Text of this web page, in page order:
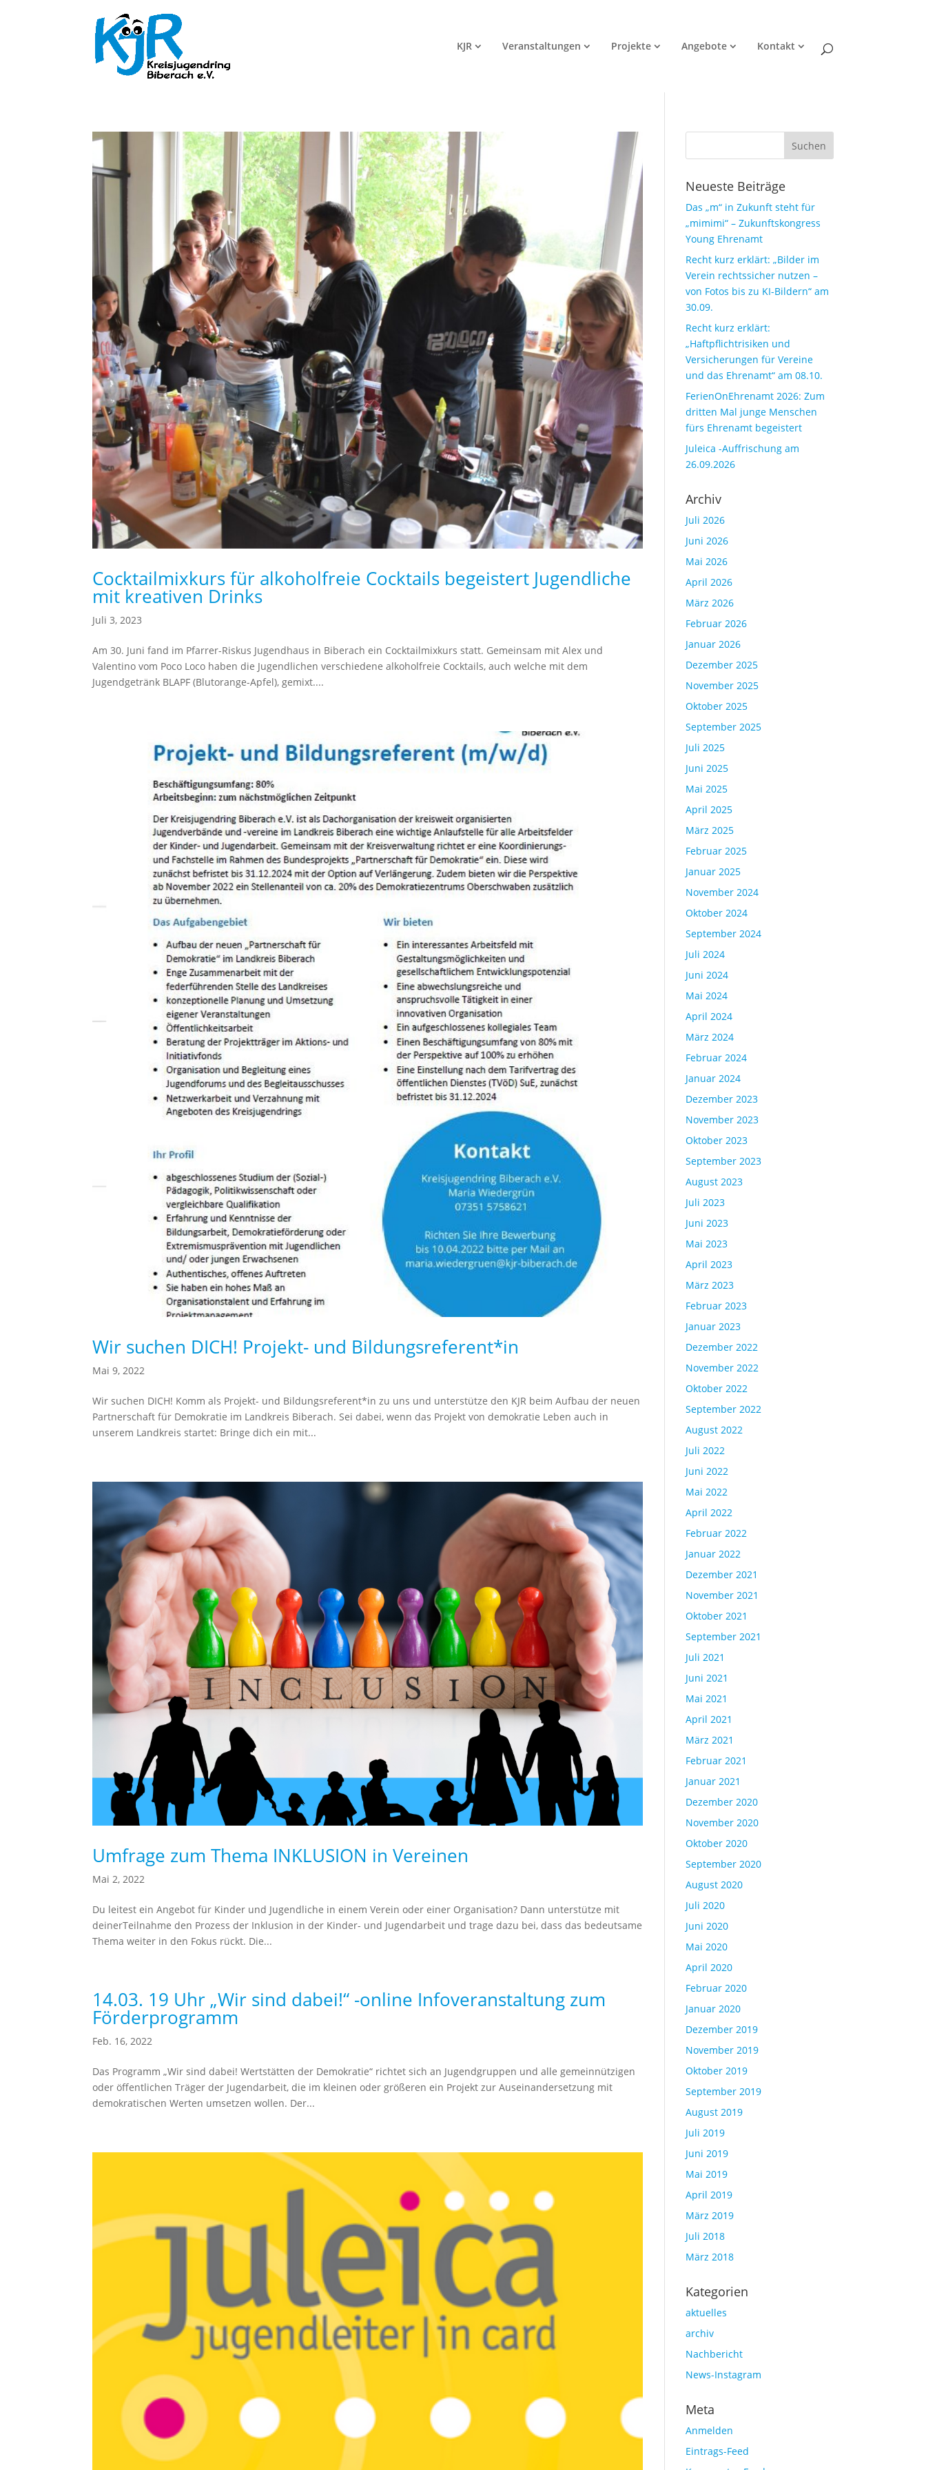
KJR Veranstaltungen Projekte Angebote Kontakt
Cocktailmixkurs für alkoholfreie Cocktails begeistert Jugendliche
mit kreativen Drinks
Juli 3, 2023
Am 30. Juni fand im Pfarrer-Riskus Jugendhaus in Biberach ein Cocktailmixkurs statt. Gemeinsam mit Alex und
Valentino vom Poco Loco haben die Jugendlichen verschiedene alkoholfreie Cocktails, auch welche mit dem
Jugendgetränk BLAPF (Blutorange-Apfel), gemixt....
Wir suchen DICH! Projekt- und Bildungsreferent*in
Mai 9, 2022
Wir suchen DICH! Komm als Projekt- und Bildungsreferent*in zu uns und unterstütze den KJR beim Aufbau der neuen
Partnerschaft für Demokratie im Landkreis Biberach. Sei dabei, wenn das Projekt von demokratie Leben auch in
unserem Landkreis startet: Bringe dich ein mit...
Umfrage zum Thema INKLUSION in Vereinen
Mai 2, 2022
Du leitest ein Angebot für Kinder und Jugendliche in einem Verein oder einer Organisation? Dann unterstütze mit
deinerTeilnahme den Prozess der Inklusion in der Kinder- und Jugendarbeit und trage dazu bei, dass das bedeutsame
Thema weiter in den Fokus rückt. Die...
14.03. 19 Uhr „Wir sind dabei!“ -online Infoveranstaltung zum
Förderprogramm
Feb. 16, 2022
Das Programm „Wir sind dabei! Wertstätten der Demokratie“ richtet sich an Jugendgruppen und alle gemeinnützigen
oder öffentlichen Träger der Jugendarbeit, die im kleinen oder größeren ein Projekt zur Auseinandersetzung mit
demokratischen Werten umsetzen wollen. Der...
Neueste Beiträge
Das „m“ in Zukunft steht für
„mimimi“ – Zukunftskongress
Young Ehrenamt
Recht kurz erklärt: „Bilder im
Verein rechtssicher nutzen –
von Fotos bis zu KI-Bildern“ am
30.09.
Recht kurz erklärt:
„Haftpflichtrisiken und
Versicherungen für Vereine
und das Ehrenamt“ am 08.10.
FerienOnEhrenamt 2026: Zum
dritten Mal junge Menschen
fürs Ehrenamt begeistert
Juleica -Auffrischung am
26.09.2026
Archiv
Juli 2026
Juni 2026
Mai 2026
April 2026
März 2026
Februar 2026
Januar 2026
Dezember 2025
November 2025
Oktober 2025
September 2025
Juli 2025
Juni 2025
Mai 2025
April 2025
März 2025
Februar 2025
Januar 2025
November 2024
Oktober 2024
September 2024
Juli 2024
Juni 2024
Mai 2024
April 2024
März 2024
Februar 2024
Januar 2024
Dezember 2023
November 2023
Oktober 2023
September 2023
August 2023
Juli 2023
Juni 2023
Mai 2023
April 2023
März 2023
Februar 2023
Januar 2023
Dezember 2022
November 2022
Oktober 2022
September 2022
August 2022
Juli 2022
Juni 2022
Mai 2022
April 2022
Februar 2022
Januar 2022
Dezember 2021
November 2021
Oktober 2021
September 2021
Juli 2021
Juni 2021
Mai 2021
April 2021
März 2021
Februar 2021
Januar 2021
Dezember 2020
November 2020
Oktober 2020
September 2020
August 2020
Juli 2020
Juni 2020
Mai 2020
April 2020
Februar 2020
Januar 2020
Dezember 2019
November 2019
Oktober 2019
September 2019
August 2019
Juli 2019
Juni 2019
Mai 2019
April 2019
März 2019
Juli 2018
März 2018
Kategorien
aktuelles
archiv
Nachbericht
News-Instagram
Meta
Anmelden
Eintrags-Feed